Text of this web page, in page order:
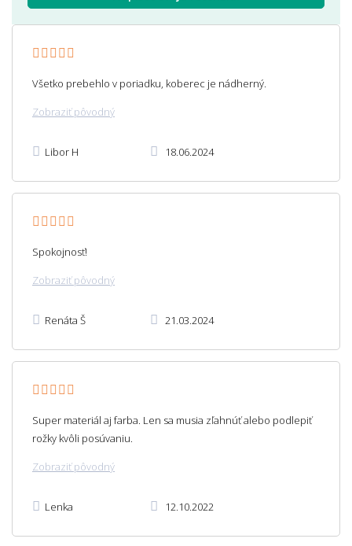
Všetko prebehlo v poriadku, koberec je nádherný.
Zobraziť pôvodný
Libor H 18.06.2024
Spokojnosť!
Zobraziť pôvodný
Renáta Š 21.03.2024
Super materiál aj farba. Len sa musia zľahnúť alebo podlepiť
rožky kvôli posúvaniu.
Zobraziť pôvodný
Lenka 12.10.2022